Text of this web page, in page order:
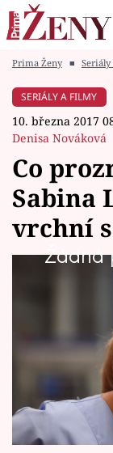
Módní alarm
Témata
Celebrity
Horoskopy
Sledujte
Filmový
Prima Ženy ■
SERIÁLY A FILMY
10. března 2017
Denisa Nováková
Co
Sabina
vrchní
Žádná
I když
nenechte se
urgentu umí